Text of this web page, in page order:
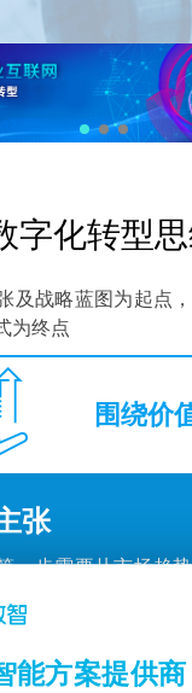
自动化、信息化深
小应用，协助企
理，实现降本、提
存。
何谓小应用大效益
字化转型
及战略蓝图为起点
为终点
围绕价
张
一步需要从市场趋
评估，制定转型的
争优势为何，并依
能方案提供商